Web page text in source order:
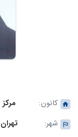
کانون:
مرکز
شهر:
تهران